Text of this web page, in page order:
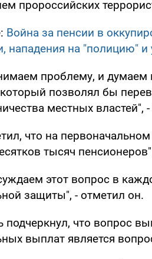
пророссийских
Война за пенсии в
нападения на "полицию" и
проблему, и думаем
позволял бы
местных властей",
что на
тысяч
этот вопрос в
защиты", - отметил он.
подчеркнул, что вопрос
выплат является